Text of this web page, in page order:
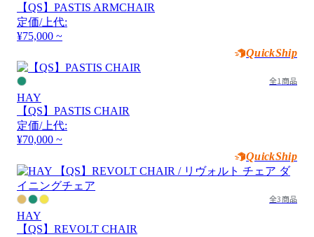
【QS】PASTIS ARMCHAIR
定価/上代:
¥75,000 ~
QuickShip
全1商品
HAY
【QS】PASTIS CHAIR
定価/上代:
¥70,000 ~
QuickShip
全3商品
HAY
【QS】REVOLT CHAIR